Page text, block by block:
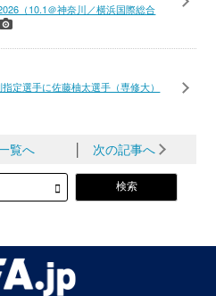
（10.1＠神奈川／横浜国際総合
定選手に佐藤柚太選手（専修大）
覧へ │ 次の記事へ